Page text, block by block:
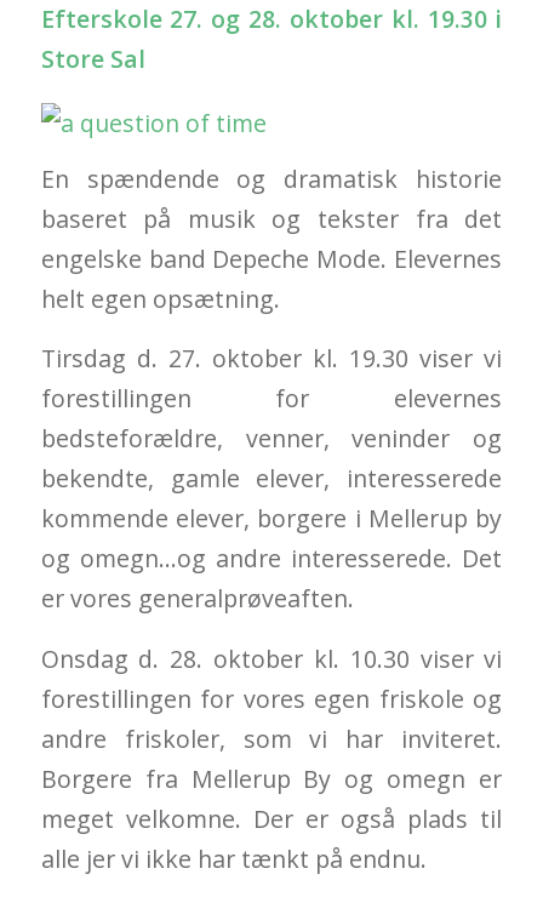
Efterskole 27. og 28. oktober kl. 19.30 i
Store Sal
En spændende og dramatisk historie
baseret på musik og tekster fra det
engelske band Depeche Mode. Elevernes
helt egen opsætning.
Tirsdag d. 27. oktober kl. 19.30 viser vi
forestillingen for elevernes
bedsteforældre, venner, veninder og
bekendte, gamle elever, interesserede
kommende elever, borgere i Mellerup by
og omegn…og andre interesserede. Det
er vores generalprøveaften.
Onsdag d. 28. oktober kl. 10.30 viser vi
forestillingen for vores egen friskole og
andre friskoler, som vi har inviteret.
Borgere fra Mellerup By og omegn er
meget velkomne. Der er også plads til
alle jer vi ikke har tænkt på endnu.